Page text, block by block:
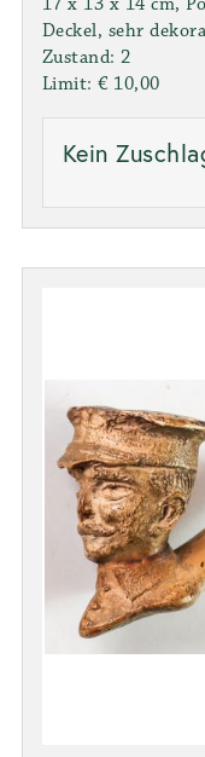
Deckel, sehr
Zustand: 2
Limit: € 10,00
Kein